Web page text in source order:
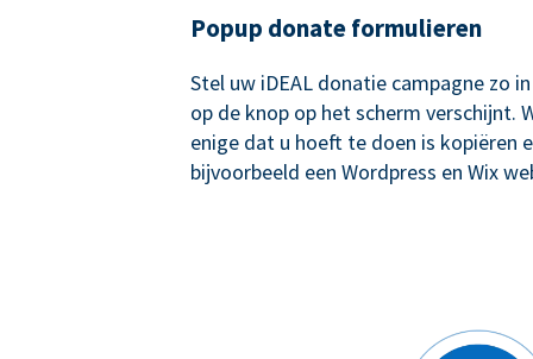
Popup donate formulieren
Stel uw iDEAL donatie campagne zo
op de knop op het scherm verschijnt.
enige dat u hoeft te doen is kopiëren
bijvoorbeeld een Wordpress en Wix